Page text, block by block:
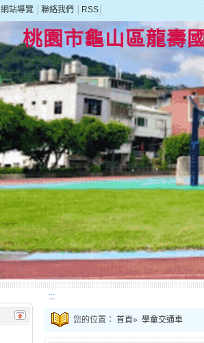
網站導覽 聯絡我們 RSS
桃園市龜山區龍壽
:::
您的位置： 首頁» 學童交通車